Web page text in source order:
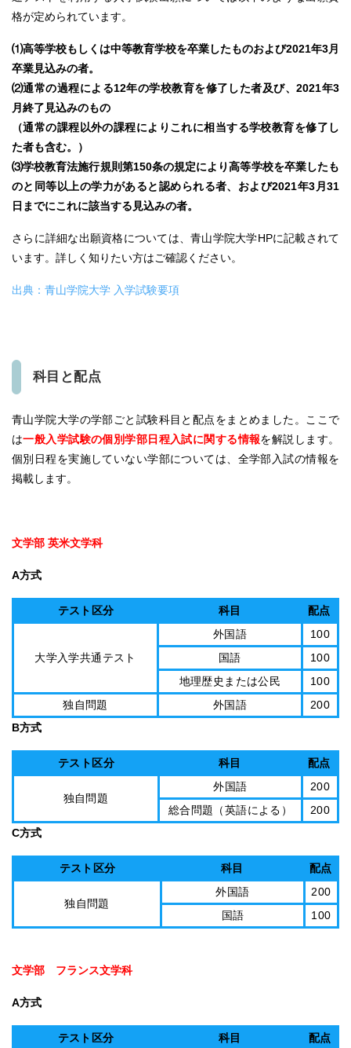
格が定められています。
⑴高等学校もしくは中等教育学校を卒業したものおよび2021年3月
卒業見込みの者。
⑵通常の過程による12年の学校教育を修了した者及び、2021年3
月終了見込みのもの
（通常の課程以外の課程によりこれに相当する学校教育を修了し
た者も含む。）
⑶学校教育法施行規則第150条の規定により高等学校を卒業したも
のと同等以上の学力があると認められる者、および2021年3月31
日までにこれに該当する見込みの者。
さらに詳細な出願資格については、青山学院大学HPに記載されて
います。詳しく知りたい方はご確認ください。
出典：青山学院大学 入学試験要項
科目と配点
青山学院大学の学部ごと試験科目と配点をまとめました。ここで
は一般入学試験の個別学部日程入試に関する情報を解説します。
個別日程を実施していない学部については、全学部入試の情報を
掲載します。
文学部 英米文学科
A方式
テスト区分 科目 配点
大学入学共通テスト
外国語
100
国語
100
地理歴史または公民
100
独自問題
外国語
200
B方式
テスト区分 科目 配点
独自問題
外国語
200
総合問題（英語による）
200
C方式
テスト区分 科目 配点
独自問題
外国語
200
国語
100
文学部 フランス文学科
A方式
テスト区分 科目 配点